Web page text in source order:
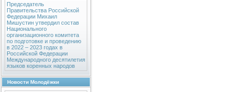
Председатель
Правительства Российской
Федерации Михаил
Мишустин утвердил состав
Национального
организационного комитета
по подготовке и проведению
в 2022 – 2023 годах в
Российской Федерации
Международного десятилетия
языков коренных народов
Новости Молодёжки